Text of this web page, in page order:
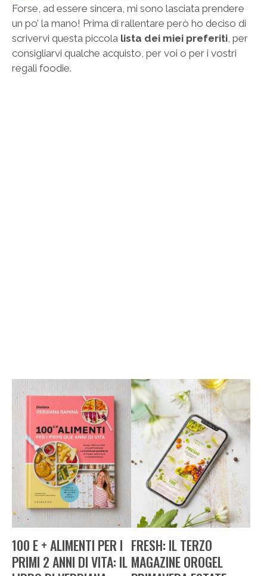
Forse, ad essere sincera, mi sono lasciata prendere
un po’ la mano! Prima di rallentare però ho deciso di
scrivervi questa piccola lista dei miei preferiti , per
consigliarvi qualche acquisto, per voi o per i vostri
regali foodie.
100 E + ALIMENTI PER I
PRIMI 2 ANNI DI VITA: IL
FRESH: IL TERZO
MAGAZINE OROGEL